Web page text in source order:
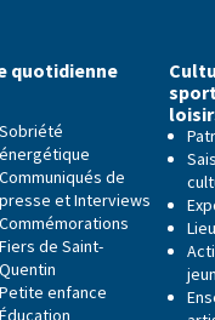
quotidienne
Sobriété
énergétique
Communiqués de
presse et Interviews
Commémorations
Fiers de Saint-
Quentin
Petite enfance
Éducation